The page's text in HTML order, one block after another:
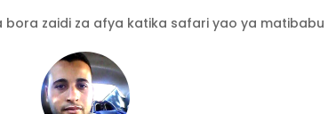
zaidi za afya katika safari yao ya matibabu